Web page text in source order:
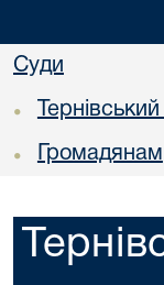
Суди
•
• Громадянам